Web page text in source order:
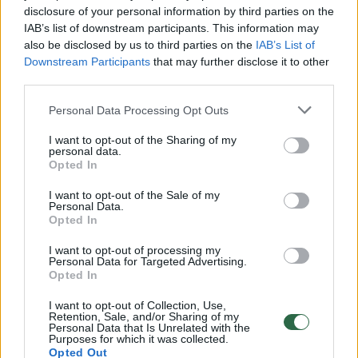
disclosure of your personal information by third parties on the
IAB’s list of downstream participants. This information may
also be disclosed by us to third parties on the IAB’s List of
Downstream Participants that may further disclose it to other
Personal Data Processing Opt Outs
I want to opt-out of the Sharing of my
personal data.
Opted In
I want to opt-out of the Sale of my
Personal Data.
Opted In
I want to opt-out of processing my
Personal Data for Targeted Advertising.
Opted In
I want to opt-out of Collection, Use,
Retention, Sale, and/or Sharing of my
Personal Data that Is Unrelated with the
Purposes for which it was collected.
Opted Out
00:00:30
Vaizdai iš tragiškos avarijos Vilniaus r.: dviejų moterų ir
vaiko gyvybių išgelbėti nepavyko
00:00:57
Savaitės vidurys nusimato karštas: temperatūra kils iki
32 laipsnių šilumos
Žinios | Orai
V. Zalužno pasisakymą laiko bandymu įsitvirtinti
Ukrainos politikoje: jis yra neteisus
Nufilmavo, kaip patvino Vilniaus Vakarinis aplinkkelis: